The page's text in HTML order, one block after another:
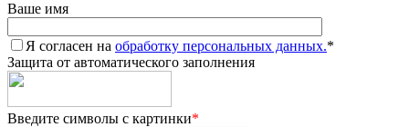
Ваше имя
Я согласен на обработку персональных данных.*
Защита от автоматического заполнения
Введите символы с картинки*